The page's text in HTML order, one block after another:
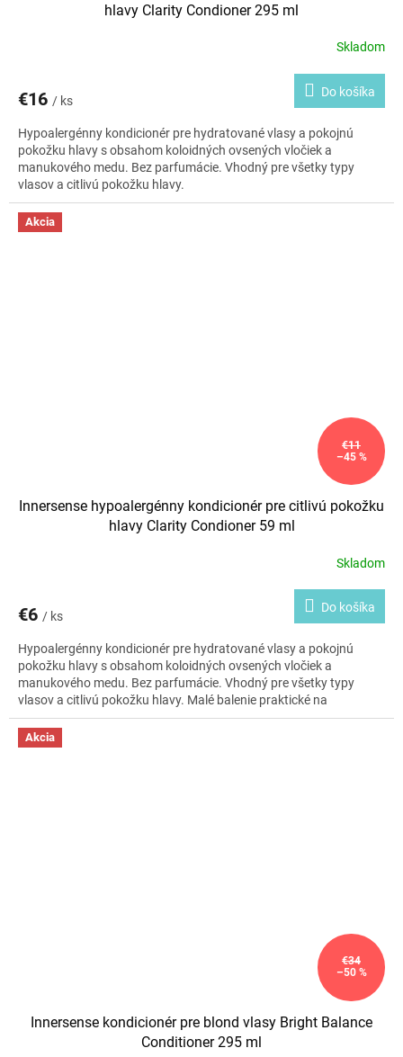
hlavy Clarity Condioner 295 ml
Skladom
€16 / ks
Do košíka
Hypoalergénny kondicionér pre hydratované vlasy a pokojnú
pokožku hlavy s obsahom koloidných ovsených vločiek a
manukového medu. Bez parfumácie. Vhodný pre všetky typy
vlasov a citlivú pokožku hlavy.
Akcia
€11
–45 %
Innersense hypoalergénny kondicionér pre citlivú pokožku
hlavy Clarity Condioner 59 ml
Skladom
€6 / ks
Do košíka
Hypoalergénny kondicionér pre hydratované vlasy a pokojnú
pokožku hlavy s obsahom koloidných ovsených vločiek a
manukového medu. Bez parfumácie. Vhodný pre všetky typy
vlasov a citlivú pokožku hlavy. Malé balenie praktické na
cestovanie alebo vyskúšanie produktu.
Akcia
€34
–50 %
Innersense kondicionér pre blond vlasy Bright Balance
Conditioner 295 ml